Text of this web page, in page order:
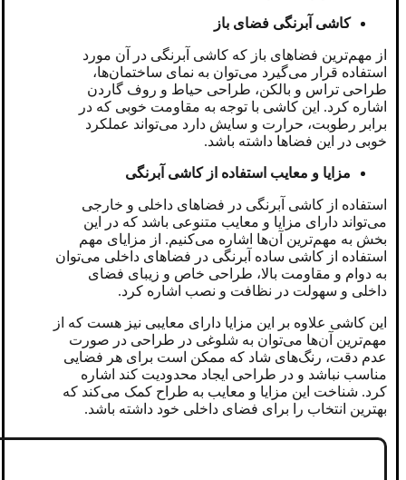
کاشی آبرنگی فضای باز
از مهم‌ترین فضاهای باز که کاشی آبرنگی در آن مورد
استفاده قرار می‌گیرد می‌توان به نمای ساختمان‌ها،
طراحی تراس و بالکن، طراحی حیاط و روف گاردن
اشاره کرد. این کاشی با توجه به مقاومت خوبی که در
برابر رطوبت، حرارت و سایش دارد می‌تواند عملکرد
خوبی در این فضاها داشته باشد.
مزایا و معایب استفاده از کاشی آبرنگی
استفاده از کاشی آبرنگی در فضاهای داخلی و خارجی
می‌تواند دارای مزایا و معایب متنوعی باشد که در این
بخش به مهم‌ترین آن‌ها اشاره می‌کنیم. از مزایای مهم
استفاده از کاشی ساده آبرنگی در فضاهای داخلی می‌توان
به دوام و مقاومت بالا، طراحی خاص و زیبای فضای
داخلی و سهولت در نظافت و نصب اشاره کرد.
این کاشی علاوه بر این مزایا دارای معایبی نیز هست که از
مهم‌ترین آن‌ها می‌توان به شلوغی در طراحی در صورت
عدم دقت، رنگ‌های شاد که ممکن است برای هر فضایی
مناسب نباشد و در طراحی ایجاد محدودیت کند اشاره
کرد. شناخت این مزایا و معایب به طراح کمک می‌کند که
بهترین انتخاب را برای فضای داخلی خود داشته باشد.